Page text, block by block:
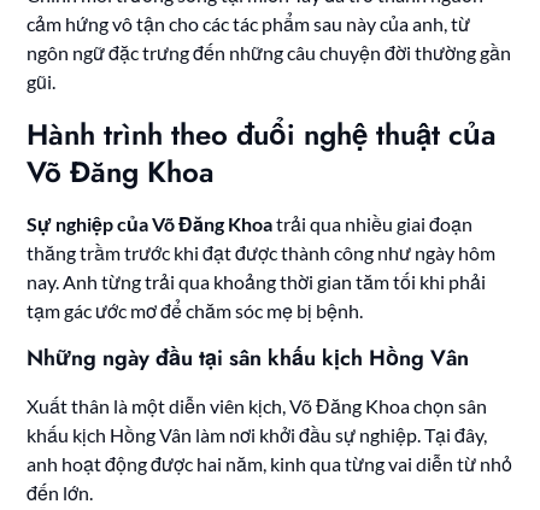
cảm hứng vô tận cho các tác phẩm sau này của anh, từ
ngôn ngữ đặc trưng đến những câu chuyện đời thường gần
gũi.
Hành trình theo đuổi nghệ thuật của
Võ Đăng Khoa
Sự nghiệp của Võ Đăng Khoatrải qua nhiều giai đoạn
thăng trầm trước khi đạt được thành công như ngày hôm
nay. Anh từng trải qua khoảng thời gian tăm tối khi phải
tạm gác ước mơ để chăm sóc mẹ bị bệnh.
Những ngày đầu tại sân khấu kịch Hồng Vân
Xuất thân là một diễn viên kịch, Võ Đăng Khoa chọn sân
khấu kịch Hồng Vân làm nơi khởi đầu sự nghiệp. Tại đây,
anh hoạt động được hai năm, kinh qua từng vai diễn từ nhỏ
đến lớn.